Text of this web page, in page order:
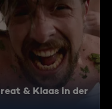
& Klaas in der